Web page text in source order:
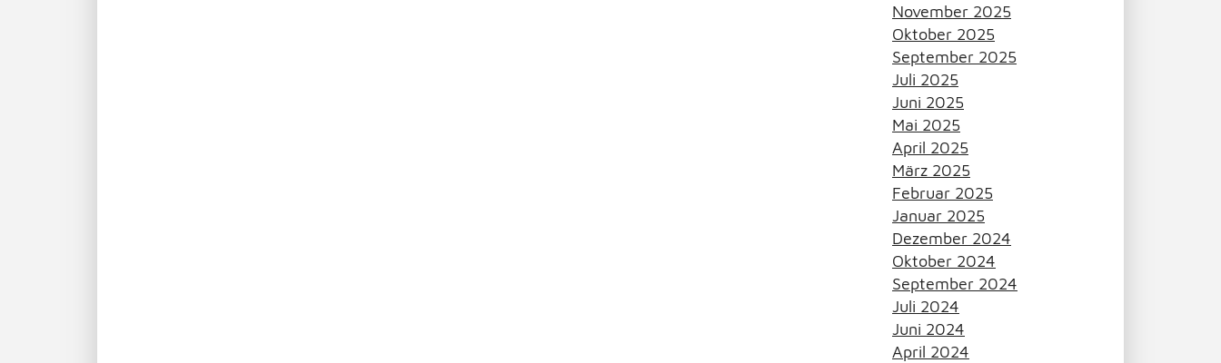
November 2025
Oktober 2025
September 2025
Juli 2025
Juni 2025
Mai 2025
April 2025
März 2025
Februar 2025
Januar 2025
Dezember 2024
Oktober 2024
September 2024
Juli 2024
Juni 2024
April 2024